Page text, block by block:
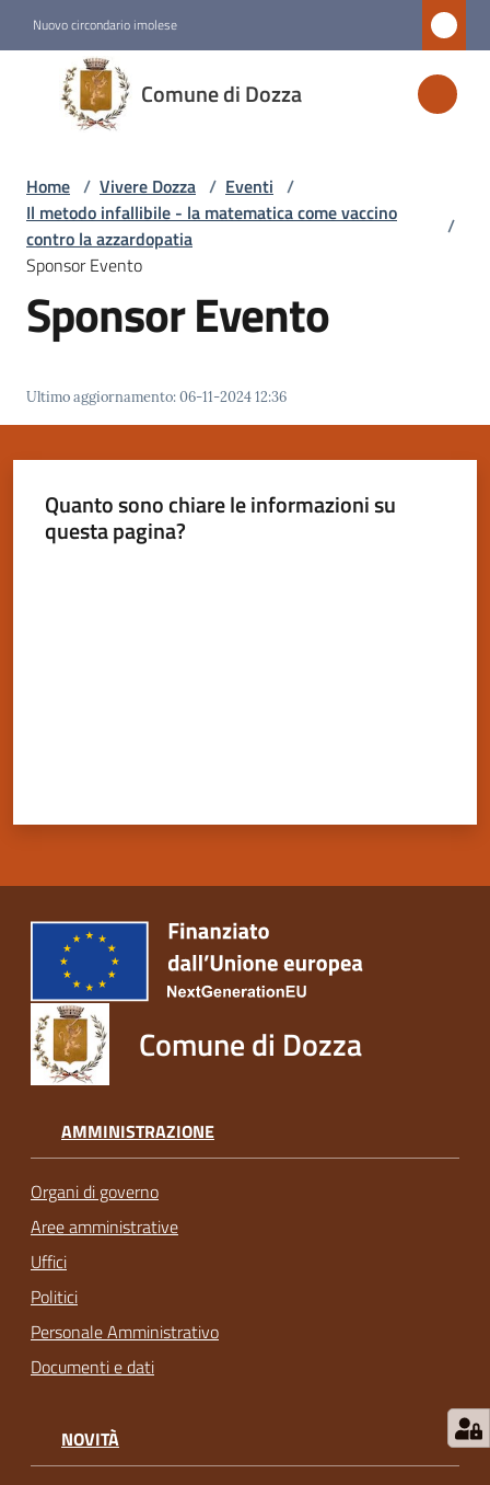
Nuovo circondario imolese
Comune di Dozza
Comune
di
Dozza
Amministrazione
Novità
Menu selezionato
su
Home / Vivere Dozza / Eventi /
Il metodo infallibile - la matematica come vaccino
contro la azzardopatia
/
Sponsor Evento
Sponsor Evento
Ultimo aggiornamento:06-11-2024 12:36
Quanto sono chiare le informazioni su
questa pagina?
Comune di Dozza
AMMINISTRAZIONE
Organi di governo
Aree amministrative
Uffici
Politici
Personale Amministrativo
Documenti e dati
NOVITÀ